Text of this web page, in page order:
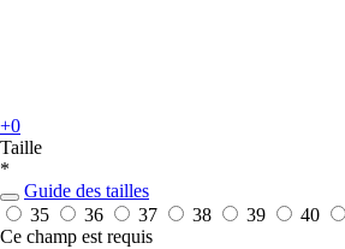
+0
Taille
*
Guide des tailles
35
36 37 38 39 40
Ce champ est requis